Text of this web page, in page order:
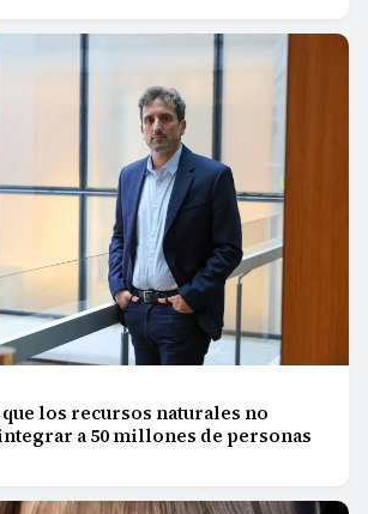
los recursos naturales no
a 50 millones de personas